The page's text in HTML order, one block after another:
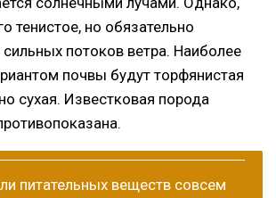
тенистое, но обязательно
потоков ветра. Наиболее
почвы будут торфянистая
сухая. Известковая порода
питательных веществ совсем